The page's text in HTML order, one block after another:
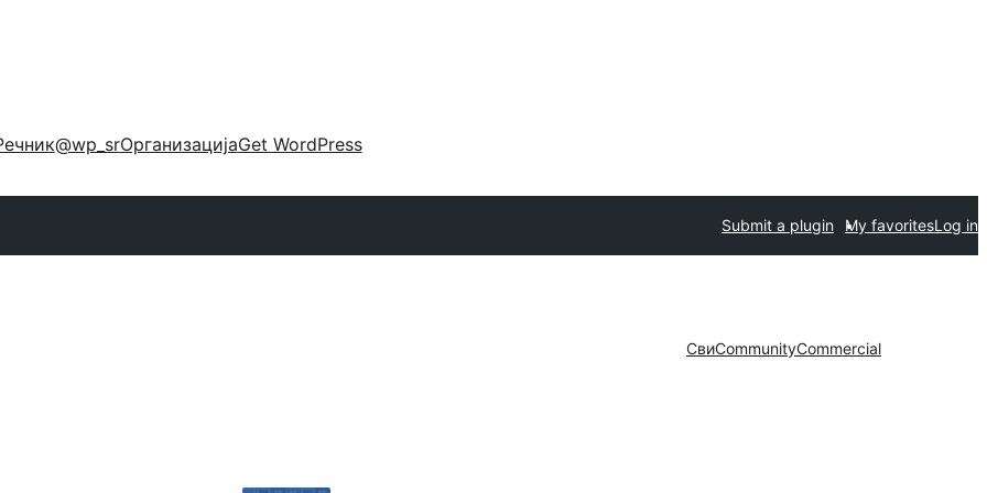
@wp_srОрганизацијаGet WordPress
Submit a plugin My favoritesLog in
СвиCommunityCommercial